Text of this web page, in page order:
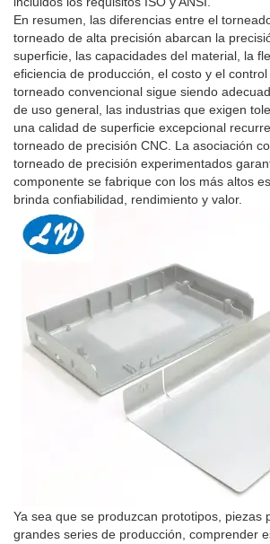
En resumen, las diferencias entre el
torneado de alta precisión abarcan la
superficie, las capacidades del material, la
eficiencia de producción, el costo y el
torneado convencional sigue siendo
de uso general, las industrias que exigen
una calidad de superficie excepcional
torneado de precisión CNC. La asociación
torneado de precisión experimentados
componente se fabrique con los más altos
brinda confiabilidad, rendimiento y valor.
Ya sea que se produzcan prototipos, piezas
grandes series de producción, comprender